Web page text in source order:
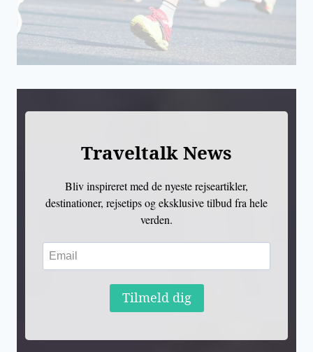
Traveltalk News
Bliv inspireret med de nyeste rejseartikler,
destinationer, rejsetips og eksklusive tilbud fra hele
verden.
Tilmeld dig